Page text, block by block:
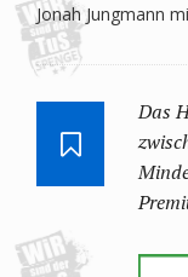
Jonah Jungmann
Das